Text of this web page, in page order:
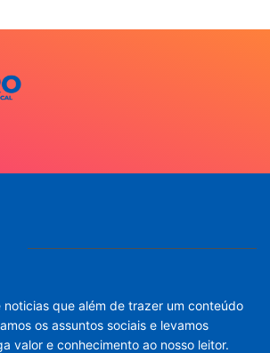
noticias que além de trazer um conteúdo
os assuntos sociais e levamos
valor e conhecimento ao nosso leitor.